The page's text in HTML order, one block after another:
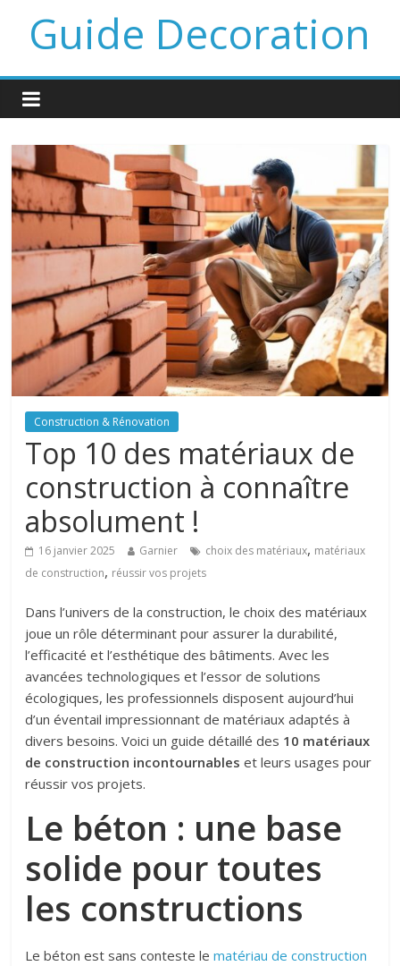
Guide Decoration
Construction & Rénovation
Top 10 des matériaux de
construction à connaître
absolument !
16 janvier 2025 Garnier choix des matériaux, matériaux
de construction, réussir vos projets
Dans l’univers de la construction, le choix des matériaux
joue un rôle déterminant pour assurer la durabilité,
l’efficacité et l’esthétique des bâtiments. Avec les
avancées technologiques et l’essor de solutions
écologiques, les professionnels disposent aujourd’hui
d’un éventail impressionnant de matériaux adaptés à
divers besoins. Voici un guide détaillé des 10 matériaux
de construction incontournables et leurs usages pour
réussir vos projets.
Le béton : une base
solide pour toutes
les constructions
Le béton est sans conteste lematériau de construction